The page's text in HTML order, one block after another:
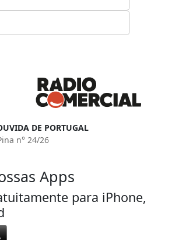
DE PORTUGAL
n° 24/26
Apps
para iPhone,